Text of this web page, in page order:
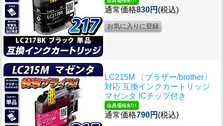
通常価格830円 (税込)
LC215M 〔ブラザー/brother〕
対応 互換インクカートリッジ
マゼンタ ICチップ付き
通常価格790円 (税込)